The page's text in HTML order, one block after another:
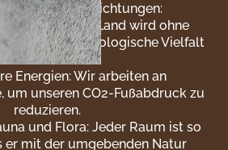
Verpflichtungen:
Unser Land wird ohne
um die biologische Vielfalt
zu fördern.
Energien: Wir arbeiten an
um unseren CO2-Fußabdruck zu
reduzieren.
und Flora: Jeder Raum ist so
er mit der umgebenden Natur